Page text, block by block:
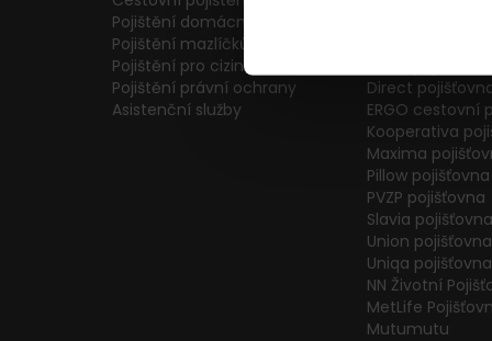
Pojištění domácnosti
Pojištění mazlíčků
Pojištění pro cizince
Pojištění právní ochrany
Asistenční služby
Direct
ERGO cestovní
Kooperativa
Maxima
Pillow pojišťovna
PVZP pojišťovna
Slavia pojišťovna
Union pojišťovna
Uniqa pojišťovna
NN Životní
MetLife
Mutumutu